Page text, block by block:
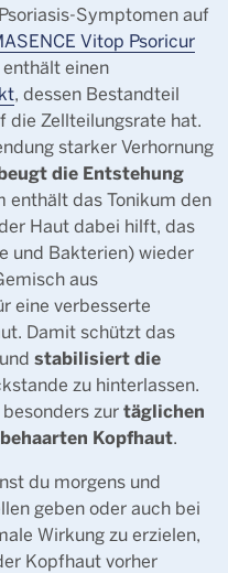
Symptomen auf
Vitop Psoricur
einen
, dessen Bestandteil
die Zellteilungsrate hat.
starker Verhornung
die Entstehung
enthält das Tonikum den
Haut dabei hilft, das
und Bakterien) wieder
aus
eine verbesserte
Damit schützt das
stabilisiert die
zu hinterlassen.
zurtäglichen
Kopfhaut.
du morgens und
geben oder auch bei
Wirkung zu erzielen,
Kopfhaut vorher